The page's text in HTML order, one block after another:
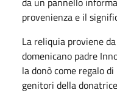
provenienza e il
La reliquia proviene
domenicano padre
la donò come regalo
genitori della